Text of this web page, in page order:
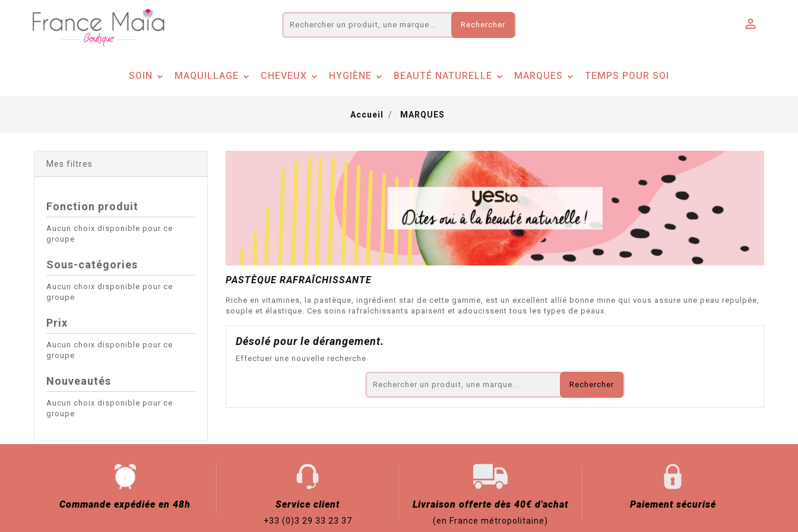
Rechercher 
SOIN MAQUILLAGE CHEVEUX HYGIÈNE BEAUTÉ NATURELLE MARQUES TEMPS POUR SOI
Accueil MARQUES
Mes filtres
Fonction produit
Aucun choix disponible pour ce
groupe
Sous-catégories
Aucun choix disponible pour ce
groupe
Prix
Aucun choix disponible pour ce
groupe
Nouveautés
Aucun choix disponible pour ce
groupe
PASTÈQUE RAFRAÎCHISSANTE
Riche en vitamines, la pastèque, ingrédient star de cette gamme, est un excellent allié bonne mine qui vous assure une peau repulpée,
souple et élastique. Ces soins rafraîchissants apaisent et adoucissent tous les types de peaux.
Désolé pour le dérangement.
Effectuer une nouvelle recherche
Rechercher
Commande expédiée en 48h Service client
+33 (0)3 29 33 23 37
Livraison offerte dès 40€ d'achat
(en France métropolitaine)
Paiement sécurisé